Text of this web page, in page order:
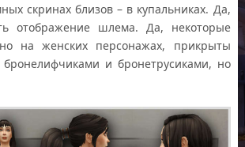
скринах близов – в купальниках. Да,
отображение шлема. Да, некоторые
на женских персонажах, прикрыты
и бронетрусиками, но